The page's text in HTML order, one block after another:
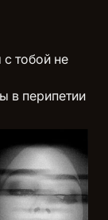
с тобой не
в перипетии